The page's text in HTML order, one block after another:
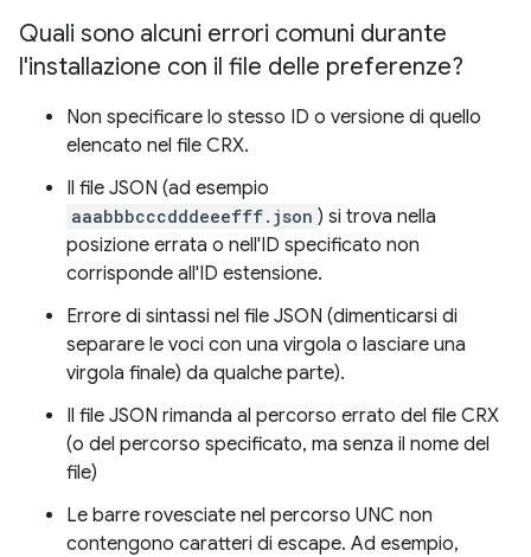
Quali sono alcuni errori comuni durante
l'installazione con il file delle preferenze?
Non specificare lo stesso ID o versione di quello
elencato nel file CRX.
Il file JSON (ad esempio
aaabbbcccdddeeefff.json ) si trova nella
posizione errata o nell'ID specificato non
corrisponde all'ID estensione.
Errore di sintassi nel file JSON (dimenticarsi di
separare le voci con una virgola o lasciare una
virgola finale) da qualche parte).
Il file JSON rimanda al percorso errato del file CRX
(o del percorso specificato, ma senza il nome del
file)
Le barre rovesciate nel percorso UNC non
contengono caratteri di escape. Ad esempio,